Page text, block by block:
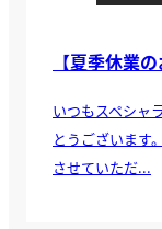
【夏季休業の
いつもスペシャ
とうございます
させていただ...